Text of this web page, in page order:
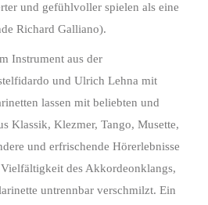
und gefühlvoller spielen als eine
Richard Galliano).
Instrument aus der
und Ulrich Lehna mit
lassen mit beliebten und
Klassik, Klezmer, Tango, Musette,
und erfrischende Hörerlebnisse
des Akkordeonklangs,
untrennbar verschmilzt. Ein